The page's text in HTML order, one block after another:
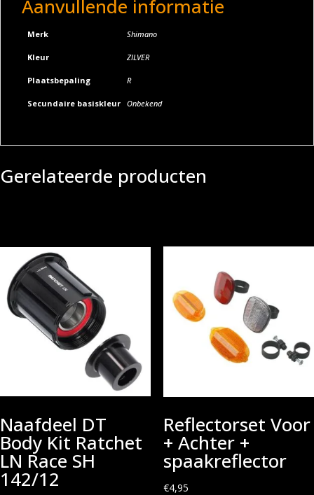
Aanvullende informatie
Merk Shimano
Kleur ZILVER
Plaatsbepaling R
Secundaire basiskleur Onbekend
Gerelateerde producten
Naafdeel DT
Body Kit Ratchet
LN Race SH
142/12
Reflectorset Voor
+ Achter +
spaakreflector
€4,95